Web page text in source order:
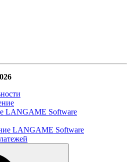
LANGAME Software
LANGAME Software